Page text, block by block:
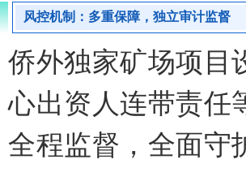
风控机制：多重保障，独立审计监督
侨外独家矿场项目
心出资人连带责任
全程监督，全面守